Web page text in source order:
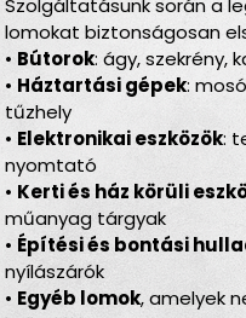
lomokat biztonságosan
• Bútorok: ágy, szekrény,
• Háztartási gépek:
tűzhely
• Elektronikai eszközök:
nyomtató
• Kerti és ház körüli
műanyag tárgyak
• Építési és bontási
nyílászárók
• Egyéb lomok, amelyek